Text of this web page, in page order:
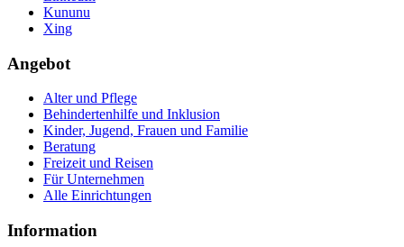
Kununu
Xing
Angebot
Alter und Pflege
Behindertenhilfe und Inklusion
Kinder, Jugend, Frauen und Familie
Beratung
Freizeit und Reisen
Für Unternehmen
Alle Einrichtungen
Information